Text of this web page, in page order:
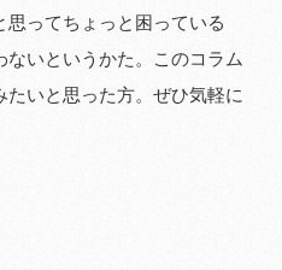
思ってちょっと困っている
いというかた。このコラム
いと思った方。ぜひ気軽に